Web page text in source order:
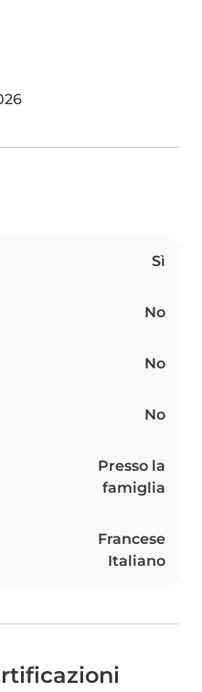
Sì
No
No
No
Presso la
famiglia
Francese
Italiano